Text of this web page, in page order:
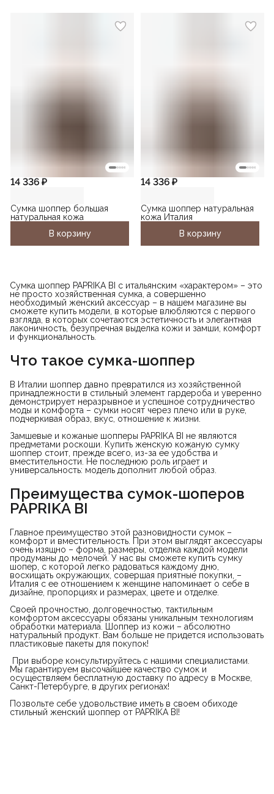
14 336 ₽
Сумка шоппер большая
натуральная кожа
В корзину
14 336 ₽
Сумка шоппер натуральная
кожа Италия
В корзину
Сумка шоппер PAPRIKA BI с итальянским «характером» – это
не просто хозяйственная сумка, а совершенно
необходимый женский аксессуар – в нашем магазине вы
сможете купить модели, в которые влюбляются с первого
взгляда, в которых сочетаются эстетичность и элегантная
лаконичность, безупречная выделка кожи и замши, комфорт
и функциональность.
Что такое сумка-шоппер
В Италии шоппер давно превратился из хозяйственной
принадлежности в стильный элемент гардероба и уверенно
демонстрирует неразрывное и успешное сотрудничество
моды и комфорта – сумки носят через плечо или в руке,
подчеркивая образ, вкус, отношение к жизни.
Замшевые и кожаные шопперы PAPRIKA BI не являются
предметами роскоши. Купить женскую кожаную сумку
шоппер стоит, прежде всего, из-за ее удобства и
вместительности. Не последнюю роль играет и
универсальность: модель дополнит любой образ.
Преимущества сумок-шоперов
PAPRIKA BI
Главное преимущество этой разновидности сумок –
комфорт и вместительность. При этом выглядят аксессуары
очень изящно – форма, размеры, отделка каждой модели
продуманы до мелочей. У нас вы сможете купить сумку
шопер, с которой легко радоваться каждому дню,
восхищать окружающих, совершая приятные покупки, –
Италия с ее отношением к женщине напоминает о себе в
дизайне, пропорциях и размерах, цвете и отделке.
Своей прочностью, долговечностью, тактильным
комфортом аксессуары обязаны уникальным технологиям
обработки материала. Шоппер из кожи – абсолютно
натуральный продукт. Вам больше не придется использовать
пластиковые пакеты для покупок!
При выборе консультируйтесь с нашими специалистами.
Мы гарантируем высочайшее качество сумок и
осуществляем бесплатную доставку по адресу в Москве,
Санкт-Петербурге, в других регионах!
Позвольте себе удовольствие иметь в своем обиходе
стильный женский шоппер от PAPRIKA BI!